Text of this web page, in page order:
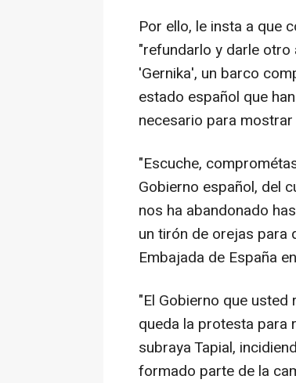
Por ello, le insta a que
"refundarlo y darle otro
'Gernika', un barco
estado español que
necesario para
"Escuche,
Gobierno español, del
nos ha abandonado
un tirón de orejas para
Embajada de España
"El Gobierno que
queda la protesta para
subraya Tapial,
formado parte de la